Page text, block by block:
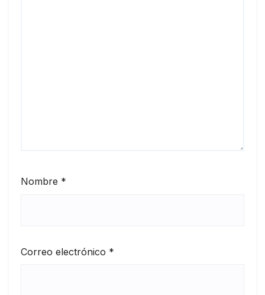
Nombre *
Correo electrónico *